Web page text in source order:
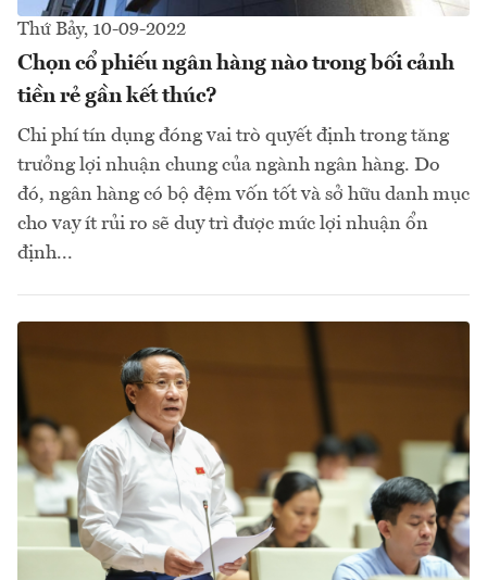
Thứ Bảy, 10-09-2022
Chọn cổ phiếu ngân hàng nào trong bối cảnh
tiền rẻ gần kết thúc?
Chi phí tín dụng đóng vai trò quyết định trong tăng
trưởng lợi nhuận chung của ngành ngân hàng. Do
đó, ngân hàng có bộ đệm vốn tốt và sở hữu danh mục
cho vay ít rủi ro sẽ duy trì được mức lợi nhuận ổn
định...